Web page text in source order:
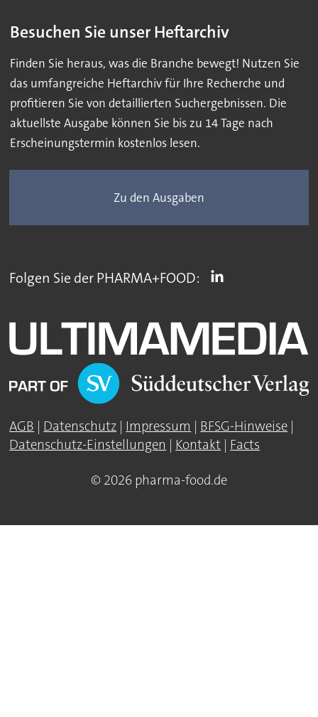
Besuchen Sie unser Heftarchiv
Finden Sie heraus, was die Branche bewegt! Nutzen Sie
das umfangreiche Heftarchiv für Ihre Recherche und
profitieren Sie von detaillierten Suchergebnissen. Die
aktuellste Ausgabe können Sie bis zu 14 Tage nach
Erscheinungstermin kostenlos lesen.
Zu den Ausgaben
Folgen Sie der PHARMA+FOOD:
AGB | Datenschutz | Impressum | BFSG-Hinweise |
Datenschutz-Einstellungen | Kontakt | Facts
© 2026 pharma-food.de